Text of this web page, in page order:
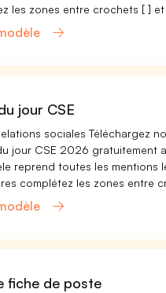
les zones entre crochets [ ] et
jour CSE
sociales Téléchargez
jour CSE 2026 gratuitement
reprend toutes les mentions
complétez les zones entre
fiche de poste